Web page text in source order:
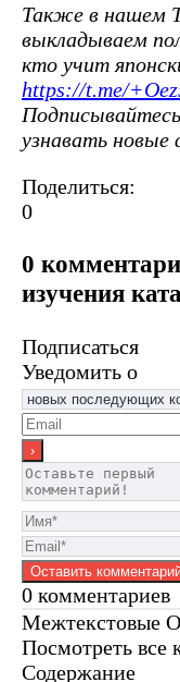
Также в нашем
выкладываем
кто учит
https://t.me/
узнавать
Поделиться:
0
0
изучения
Подписаться
Уведомить о
0 комментариев
Межтекстовые
Посмотреть все
Содержание